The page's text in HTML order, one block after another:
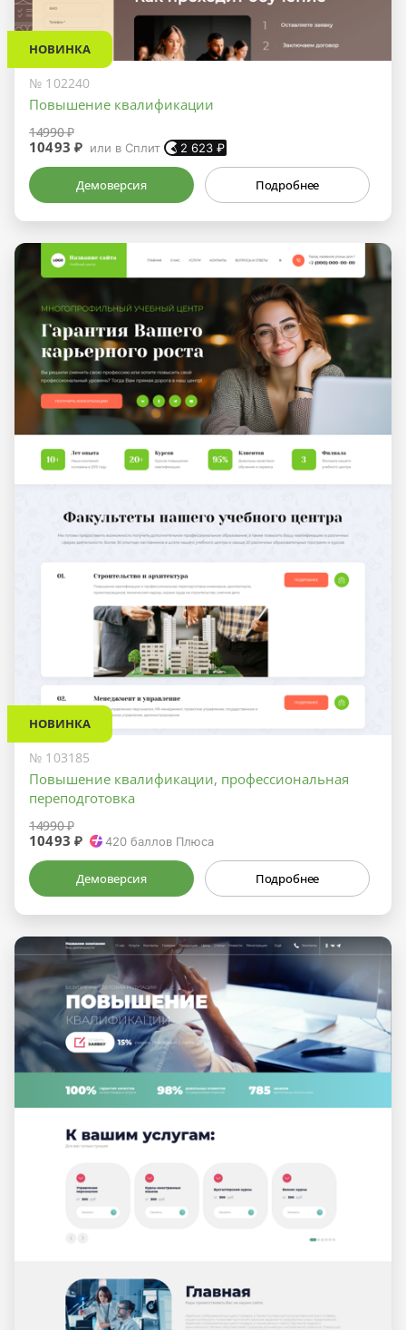
НОВИНКА
№ 102240
Повышение квалификации
14990 ₽
10493 ₽ или в Сплит 2 623 ₽
Демоверсия Подробнее
НОВИНКА
№ 103185
Повышение квалификации, профессиональная
переподготовка
14990 ₽
10493 ₽ 420 баллов Плюса
Демоверсия Подробнее